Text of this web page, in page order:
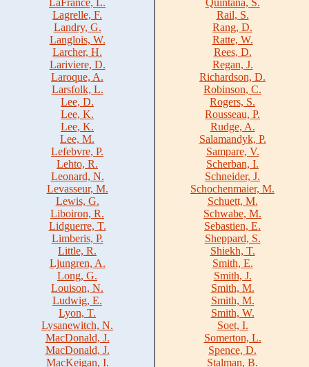
LaFrance, L.
Lagrelle, F.
Landry, G.
Langlois, W.
Larcher, H.
Lariviere, D.
Laroque, A.
Larsfolk, L.
Lee, D.
Lee, K.
Lee, K.
Lee, M.
Lefebvre, P.
Lehto, R.
Leonard, N.
Levasseur, M.
Lewis, G.
Liboiron, R.
Lidguerre, T.
Limberis, P.
Little, R.
Ljungren, A.
Long, G.
Louison, N.
Ludwig, E.
Lyon, T.
Lysanewitch, N.
MacDonald, J.
MacDonald, J.
MacKeigan, I.
Quintana, S.
Rail, S.
Rang, D.
Ratte, W.
Rees, D.
Regan, J.
Richardson, D.
Robinson, C.
Rogers, S.
Rousseau, P.
Rudge, A.
Salamandyk, P.
Sampare, V.
Scherban, I.
Schneider, J.
Schochenmaier, M.
Schuett, M.
Schwabe, M.
Sebastien, E.
Sheppard, S.
Shiekh, T.
Smith, E.
Smith, J.
Smith, M.
Smith, M.
Smith, W.
Soet, I.
Somerton, L.
Spence, D.
Stalman, B.